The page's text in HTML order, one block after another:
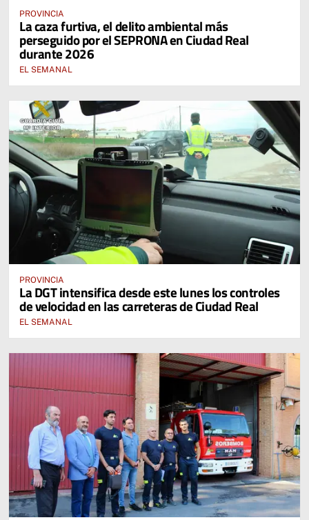
PROVINCIA
La caza furtiva, el delito ambiental más
perseguido por el SEPRONA en Ciudad Real
durante 2026
EL SEMANAL
PROVINCIA
La DGT intensifica desde este lunes los controles
de velocidad en las carreteras de Ciudad Real
EL SEMANAL